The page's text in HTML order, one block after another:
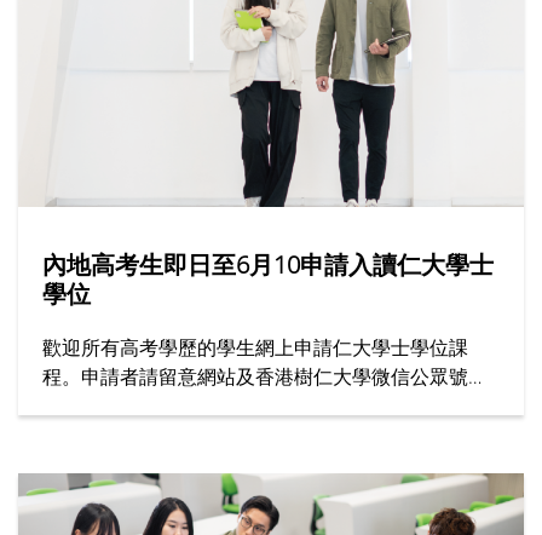
內地高考生即日至6月10申請入讀仁大學士
學位
歡迎所有高考學歷的學生網上申請仁大學士學位課
程。申請者請留意網站及香港樹仁大學微信公眾號上